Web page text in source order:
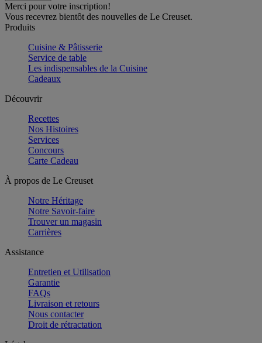
Merci pour votre inscription!
Vous recevrez bientôt des nouvelles de Le Creuset.
Produits
Cuisine & Pâtisserie
Service de table
Les indispensables de la Cuisine
Cadeaux
Découvrir
Recettes
Nos Histoires
Services
Concours
Carte Cadeau
À propos de Le Creuset
Notre Héritage
Notre Savoir-faire
Trouver un magasin
Carrières
Assistance
Entretien et Utilisation
Garantie
FAQs
Livraison et retours
Nous contacter
Droit de rétractation